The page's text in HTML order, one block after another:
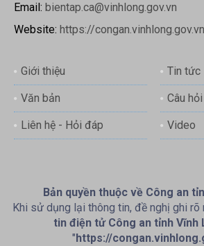
Email: bientap.ca@vinhlong.gov.vn
Website: https://congan.vinhlong.gov.vn
Giới thiệu Tin tức
Văn bản Câu
Liên hệ - Hỏi đáp Video
Bản quyền thuộc về Công an
Khi sử dụng lại thông tin, đề nghị ghi rõ
tin điện tử Công an tỉnh Vĩnh
"https://